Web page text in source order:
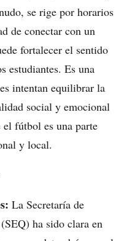
se rige por horarios
de conectar con un
fortalecer el sentido
estudiantes. Es una
intentan equilibrar la
social y emocional
el fútbol es una parte
y local.
La Secretaría de
ha sido clara en